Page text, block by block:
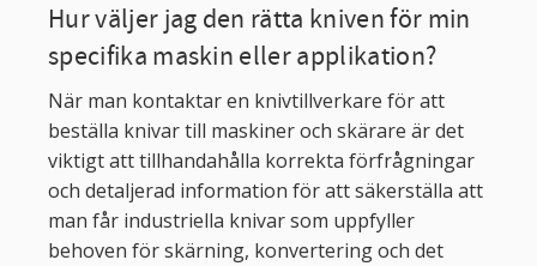
Hur väljer jag den rätta kniven för min
specifika maskin eller applikation?
När man kontaktar en knivtillverkare för att
beställa knivar till maskiner och skärare är det
viktigt att tillhandahålla korrekta förfrågningar
och detaljerad information för att säkerställa att
man får industriella knivar som uppfyller
behoven för skärning, konvertering och det